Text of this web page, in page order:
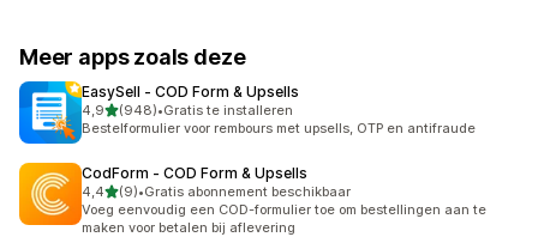
Meer apps zoals deze
EasySell ‑ COD Form & Upsells
4,9van 5 sterren
(948)
948 recensies in totaal
•Gratis te installeren
Bestelformulier voor rembours met upsells, OTP en antifraude
CodForm ‑ COD Form & Upsells
4,4van 5 sterren
(9)
9 recensies in totaal
•Gratis abonnement beschikbaar
Voeg eenvoudig een COD-formulier toe om bestellingen aan te
maken voor betalen bij aflevering